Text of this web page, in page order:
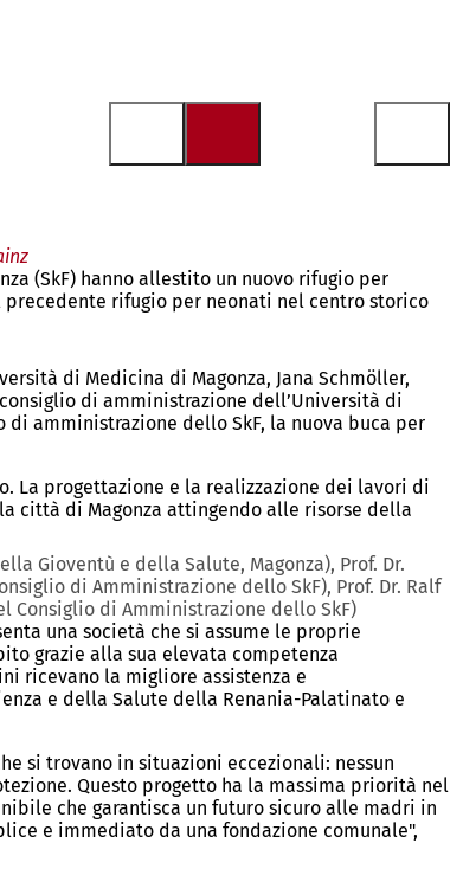
(SkF) hanno allestito un nuovo rifugio per
rifugio per neonati nel centro storico
di Medicina di Magonza, Jana Schmöller,
di amministrazione dell’Università di
amministrazione dello SkF, la nuova buca per
La progettazione e la realizzazione dei lavori di
città di Magonza attingendo alle risorse della
Gioventù e della Salute, Magonza), Prof. Dr.
di Amministrazione dello SkF), Prof. Dr. Ralf
Consiglio di Amministrazione dello SkF)
una società che si assume le proprie
grazie alla sua elevata competenza
ricevano la migliore assistenza e
e della Salute della Renania-Palatinato e
si trovano in situazioni eccezionali: nessun
Questo progetto ha la massima priorità nel
che garantisca un futuro sicuro alle madri in
e immediato da una fondazione comunale",